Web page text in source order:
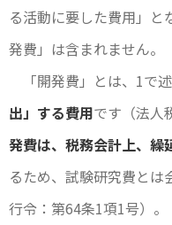
る活動に要した費用」と
発費」は含まれません。
「開発費」とは、1で
出」する費用です（法人
発費は、税務会計上、繰
るため、試験研究費と
行令：第64条1項1号）。